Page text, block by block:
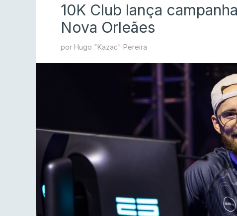
10K Club lança
Nova Orleães
por Hugo "Kazac" Pereira